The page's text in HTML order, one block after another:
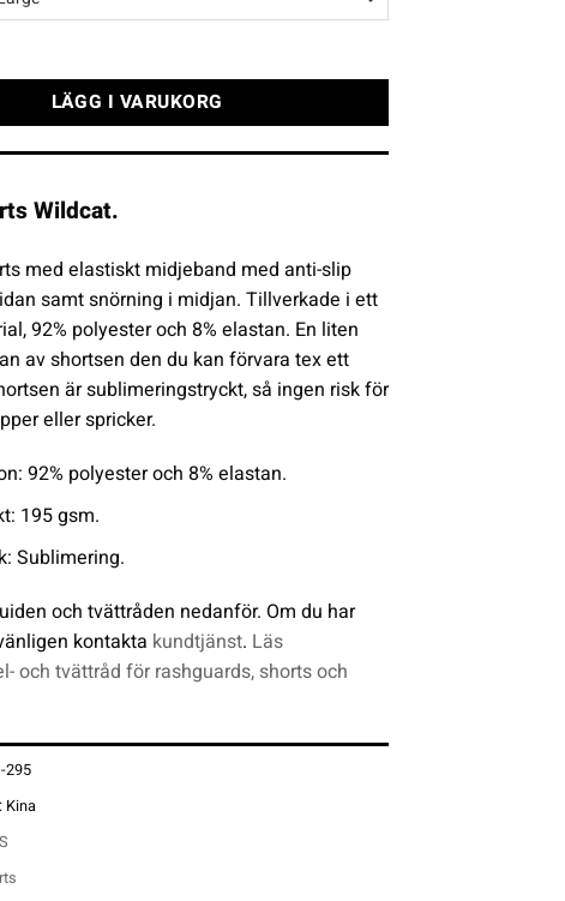
mängd
LÄGG I VARUKORG
Wildcat.
med elastiskt midjeband med anti-slip
samt snörning i midjan. Tillverkade i ett
92% polyester och 8% elastan. En liten
av shortsen den du kan förvara tex ett
är sublimeringstryckt, så ingen risk för
eller spricker.
92% polyester och 8% elastan.
195 gsm.
Sublimering.
och tvättråden nedanför. Om du har
kontakta kundtjänst. Läs
och tvättråd för rashguards, shorts och
295
Kina